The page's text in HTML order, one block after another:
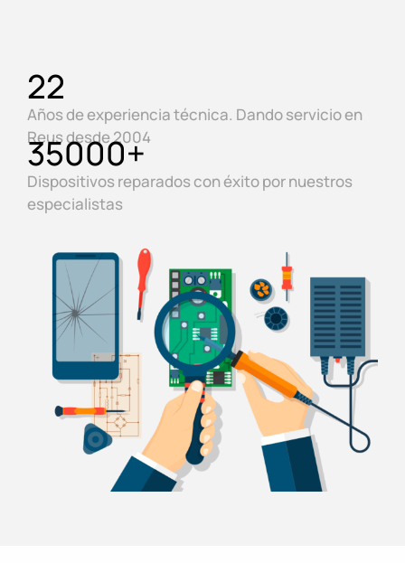
Años de experiencia técnica. Dando servicio en
Reus desde 2004
22
Dispositivos reparados con éxito por nuestros
especialistas
35000+